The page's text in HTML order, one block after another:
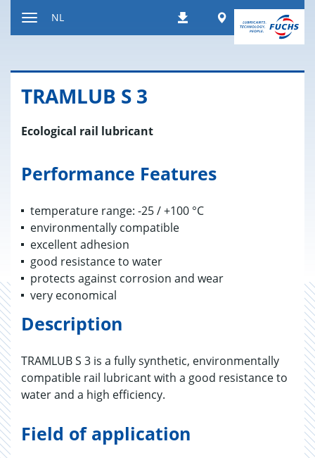
inhoud
DownloadsWorldwide
NL
TRAM­LUB S 3
Ecological rail lubricant
Performance Features
temperature range: -25 / +100 °C
environmentally compatible
excellent adhesion
good resistance to water
protects against corrosion and wear
very economical
Description
TRAMLUB S 3 is a fully synthetic, environmentally
compatible rail lubricant with a good resistance to
water and a high efficiency.
Field of application